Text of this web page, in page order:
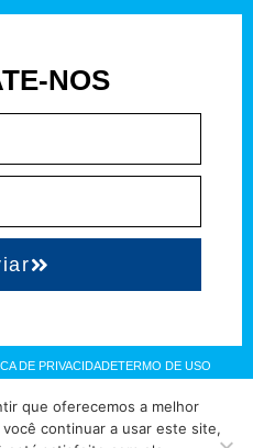
NOS
DE PRIVACIDADETERMO DE USO
= Atualizado pelo Consórcio de
que oferecemos a melhor
continuar a usar este site,